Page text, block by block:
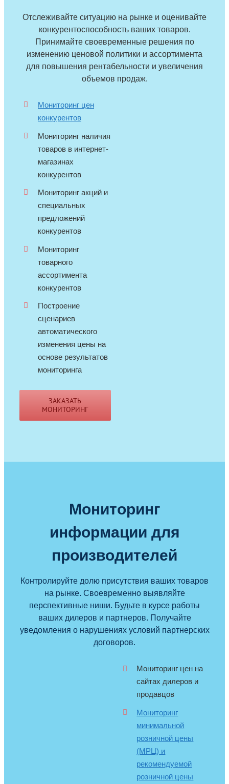
Отслеживайте ситуацию на рынке и оценивайте
конкурентоспособность ваших товаров.
Принимайте своевременные решения по
изменению ценовой политики и ассортимента
для повышения рентабельности и увеличения
объемов продаж.
Мониторинг цен
конкурентов
Мониторинг наличия
товаров в интернет-
магазинах
конкурентов
Мониторинг акций и
специальных
предложений
конкурентов
Мониторинг
товарного
ассортимента
конкурентов
Построение
сценариев
автоматического
изменения цены на
основе результатов
мониторинга
ЗАКАЗАТЬ
МОНИТОРИНГ
Мониторинг
информации для
производителей
Контролируйте долю присутствия ваших товаров
на рынке. Своевременно выявляйте
перспективные ниши. Будьте в курсе работы
ваших дилеров и партнеров. Получайте
уведомления о нарушениях условий партнерских
договоров.
Мониторинг цен на
сайтах дилеров и
продавцов
Мониторинг
минимальной
розничной цены
(МРЦ) и
рекомендуемой
розничной цены